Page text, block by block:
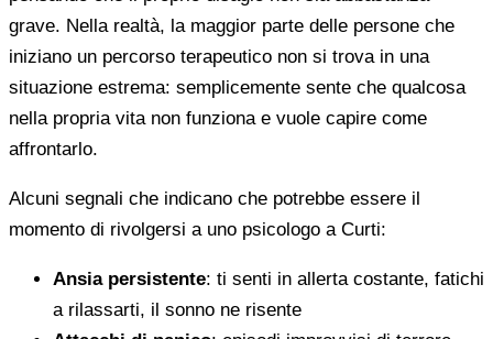
grave. Nella realtà, la maggior parte delle persone che
iniziano un percorso terapeutico non si trova in una
situazione estrema: semplicemente sente che qualcosa
nella propria vita non funziona e vuole capire come
affrontarlo.
Alcuni segnali che indicano che potrebbe essere il
momento di rivolgersi a uno psicologo a Curti:
Ansia persistente: ti senti in allerta costante, fatichi
a rilassarti, il sonno ne risente